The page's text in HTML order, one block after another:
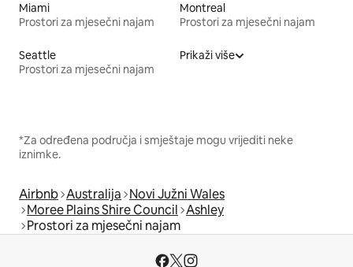
Miami
Prostori za mjesečni najam
Montreal
Prostori za mjesečni najam
Seattle
Prostori za mjesečni najam
Prikaži više
*Za određena područja i smještaje mogu vrijediti neke
iznimke.
Airbnb Australija Novi Južni Wales
Moree Plains Shire Council Ashley
Prostori za mjesečni najam